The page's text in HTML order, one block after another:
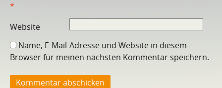
*
Website
Name, E-Mail-Adresse und Website in diesem
Browser für meinen nächsten Kommentar speichern.